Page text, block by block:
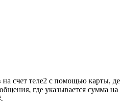
на счет теле2 с помощью
где указывается сумма